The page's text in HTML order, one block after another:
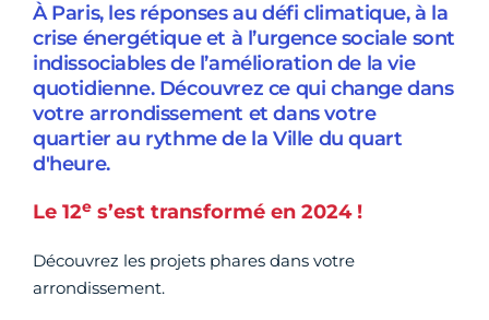
À Paris, les réponses au défi climatique, à la
crise énergétique et à l’urgence sociale sont
indissociables de l’amélioration de la vie
quotidienne. Découvrez ce qui change dans
votre arrondissement et dans votre
quartier au rythme de la Ville du quart
d'heure.
Le 12e s’est transformé en 2024 !
Découvrez les projets phares dans votre
arrondissement.